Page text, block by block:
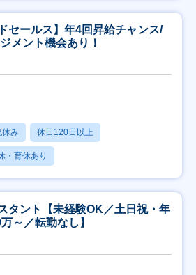
セールス】年4回昇給チャンス/
メント機会あり！
休み 休日120日以上
・育休あり
タント【未経験OK／土日祝・年
～／転勤なし】